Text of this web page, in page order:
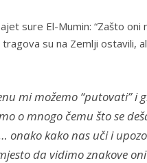
sure El-Mumin: “Zašto
su na Zemlji ostavili,
mi možemo “putovati” i
o mnogo čemu što se
onako kako nas uči i
da vidimo znakove